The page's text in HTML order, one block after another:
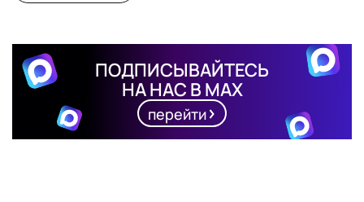
ПОДПИСЫВАЙТЕСЬ
НА НАС В MAX
перейти